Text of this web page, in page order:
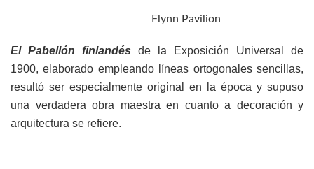
Flynn Pavilion
El Pabellón finlandés de la Exposición Universal de
1900, elaborado empleando líneas ortogonales sencillas,
resultó ser especialmente original en la época y supuso
una verdadera obra maestra en cuanto a decoración y
arquitectura se refiere.